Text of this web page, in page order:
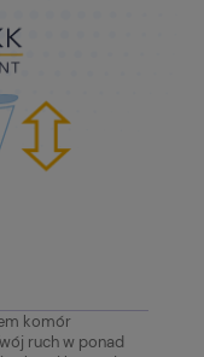
komór
ruch w ponad